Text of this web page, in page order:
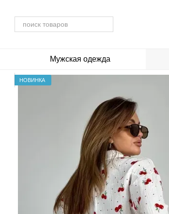
Мужская одежда
НОВИНКА